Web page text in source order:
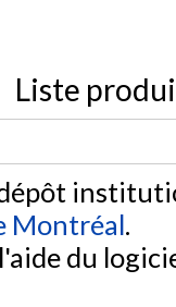
Liste
Montréal.
du